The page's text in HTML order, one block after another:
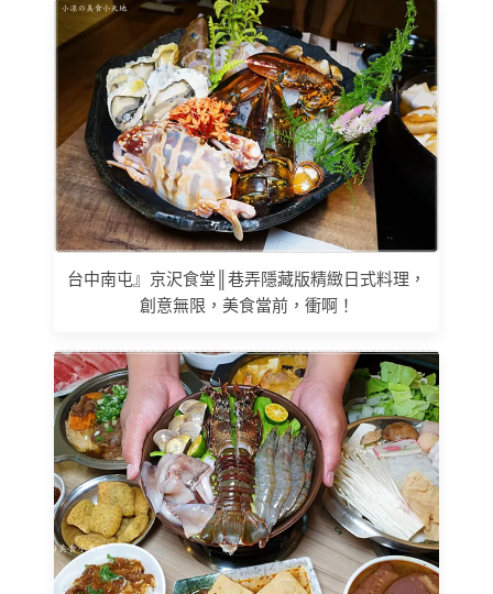
台中南屯』京沢食堂║巷弄隱藏版精緻日式料理，
創意無限，美食當前，衝啊！